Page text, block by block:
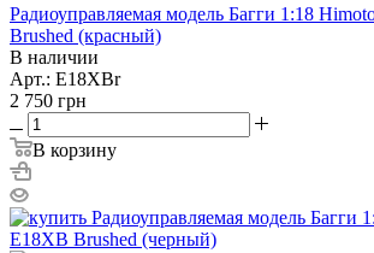
Радиоуправляемая модель Багги 1:18
Brushed (красный)
В наличии
Арт.: E18XBr
2 750 грн
В корзину